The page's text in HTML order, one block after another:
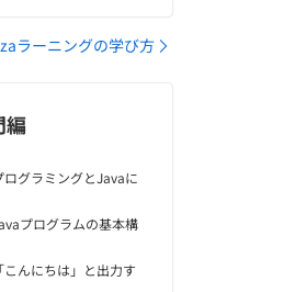
ラーニングの学び方
編
グラミングとJavaに
プログラムの基本構
んにちは」と出力す